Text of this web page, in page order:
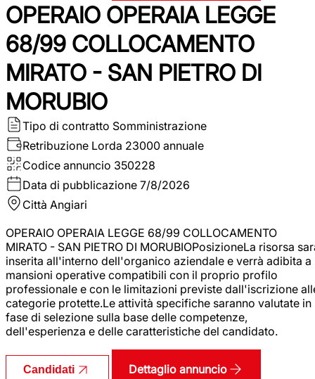
OPERAIO OPERAIA LEGGE
68/99 COLLOCAMENTO
MIRATO - SAN PIETRO DI
MORUBIO
Tipo di contratto Somministrazione
Retribuzione Lorda 23000 annuale
Codice annuncio 350228
Data di pubblicazione 7/8/2026
Città Angiari
OPERAIO OPERAIA LEGGE 68/99 COLLOCAMENTO
MIRATO - SAN PIETRO DI MORUBIOPosizioneLa risorsa
inserita all'interno dell'organico aziendale e verrà adibita a
mansioni operative compatibili con il proprio profilo
professionale e con le limitazioni previste dall'iscrizione
categorie protette.Le attività specifiche saranno valutate in
fase di selezione sulla base delle competenze,
dell'esperienza e delle caratteristiche del candidato.
Candidati Dettaglio annuncio